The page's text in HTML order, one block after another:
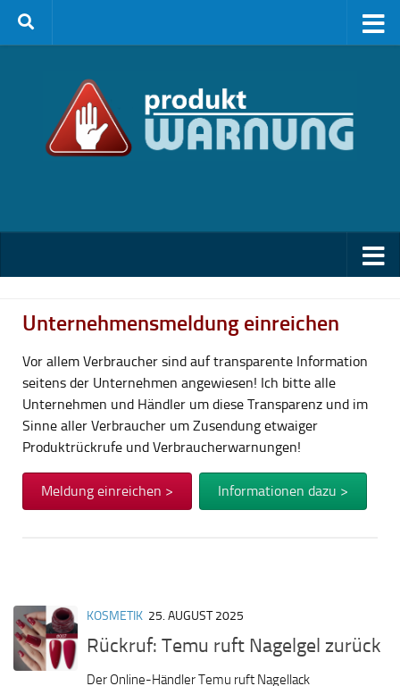
Zum Inhalt springen
Unternehmensmeldung einreichen
Vor allem Verbraucher sind auf transparente Information
seitens der Unternehmen angewiesen! Ich bitte alle
Unternehmen und Händler um diese Transparenz und im
Sinne aller Verbraucher um Zusendung etwaiger
Produktrückrufe und Verbraucherwarnungen!
Meldung einreichen > Informationen dazu >
KOSMETIK 25. AUGUST 2025
Rückruf: Temu ruft Nagelgel zurück
Der Online-Händler Temu ruft Nagellack